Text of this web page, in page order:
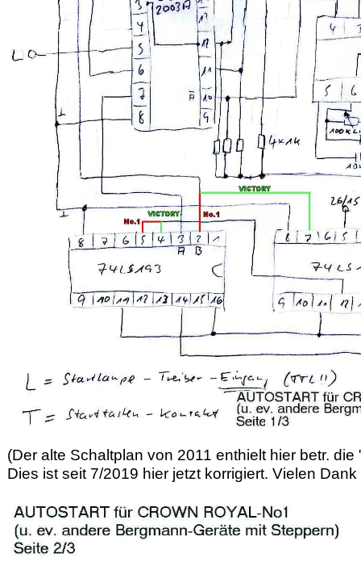
(Der alte Schaltplan von 2011 enthielt hier betr.
Dies ist seit 7/2019 hier jetzt korrigiert. Vielen